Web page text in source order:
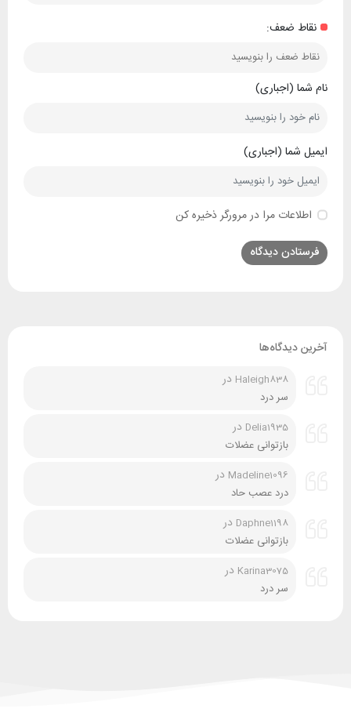
نقاط ضعف:
نام شما (اجباری)
ایمیل شما (اجباری)
اطلاعات مرا در مرورگر ذخیره کن
آخرین دیدگاه‌ها
Haleigh838 در
سر درد
Delia1935 در
بازتوانی عضلات
Madeline1096 در
درد عصب حاد
Daphne1198 در
بازتوانی عضلات
Karina3075 در
سر درد